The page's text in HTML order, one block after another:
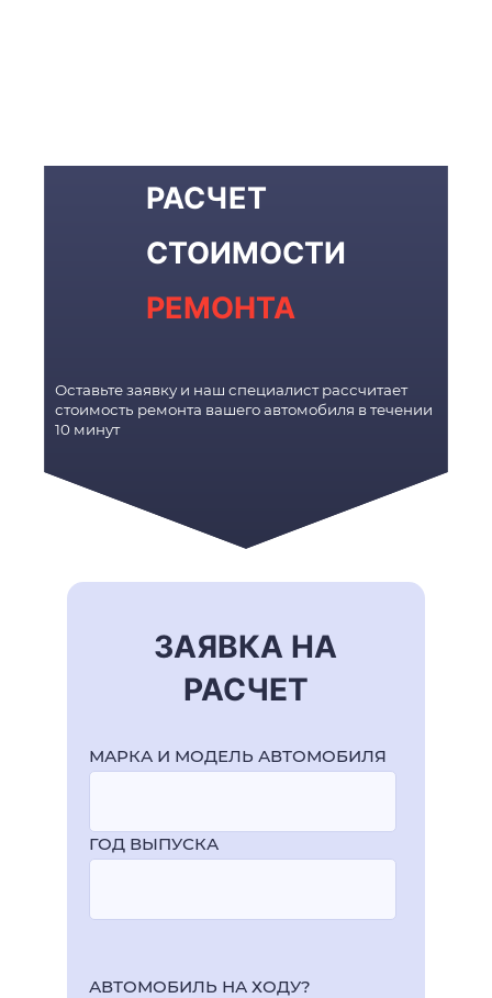
РАСЧЕТ
СТОИМОСТИ
РЕМОНТА
Оставьте заявку и наш специалист рассчитает
стоимость ремонта вашего автомобиля в течении
10 минут
ЗАЯВКА НА
РАСЧЕТ
МАРКА И МОДЕЛЬ АВТОМОБИЛЯ
ГОД ВЫПУСКА
АВТОМОБИЛЬ НА ХОДУ?